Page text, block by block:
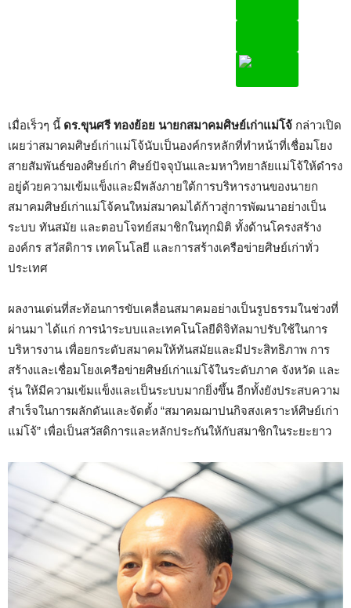
เมื่อเร็วๆ​ นี้​ ดร.​ขุนศรี​ ทองย้อย​ นายกสมาคมศิษย์เก่าแม่โจ้​ กล่าวเปิด
เผยว่า​สมาคมศิษย์เก่าแม่โจ้นับเป็นองค์กรหลักที่ทำหน้าที่เชื่อมโยง
สายสัมพันธ์ของศิษย์เก่า ศิษย์ปัจจุบันและมหาวิทยาลัยแม่โจ้ให้ดำรง
อยู่ด้วยความเข้มแข็งและมีพลังภายใต้การบริหารงานของนายก
สมาคมศิษย์เก่าแม่โจ้คนใหม่สมาคมได้ก้าวสู่การพัฒนาอย่างเป็น
ระบบ ทันสมัย และตอบโจทย์สมาชิกในทุกมิติ ทั้งด้านโครงสร้าง
องค์กร สวัสดิการ เทคโนโลยี และการสร้างเครือข่ายศิษย์เก่าทั่ว
ประเทศ
ผลงานเด่นที่สะท้อนการขับเคลื่อนสมาคมอย่างเป็นรูปธรรมในช่วงที่
ผ่านมา ได้แก่ การนำระบบและเทคโนโลยีดิจิทัลมาปรับใช้ในการ
บริหารงาน เพื่อยกระดับสมาคมให้ทันสมัยและมีประสิทธิภาพ การ
สร้างและเชื่อมโยงเครือข่ายศิษย์เก่าแม่โจ้ในระดับภาค จังหวัด และ
รุ่น ให้มีความเข้มแข็งและเป็นระบบมากยิ่งขึ้น อีกทั้งยังประสบความ
สำเร็จในการผลักดันและจัดตั้ง “สมาคมฌาปนกิจสงเคราะห์ศิษย์เก่า
แม่โจ้” เพื่อเป็นสวัสดิการและหลักประกันให้กับสมาชิกในระยะยาว